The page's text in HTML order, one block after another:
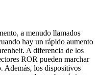
a menudo llamados
hay un rápido aumento
A diferencia de los
ROR pueden marchar
Además, los dispositivos